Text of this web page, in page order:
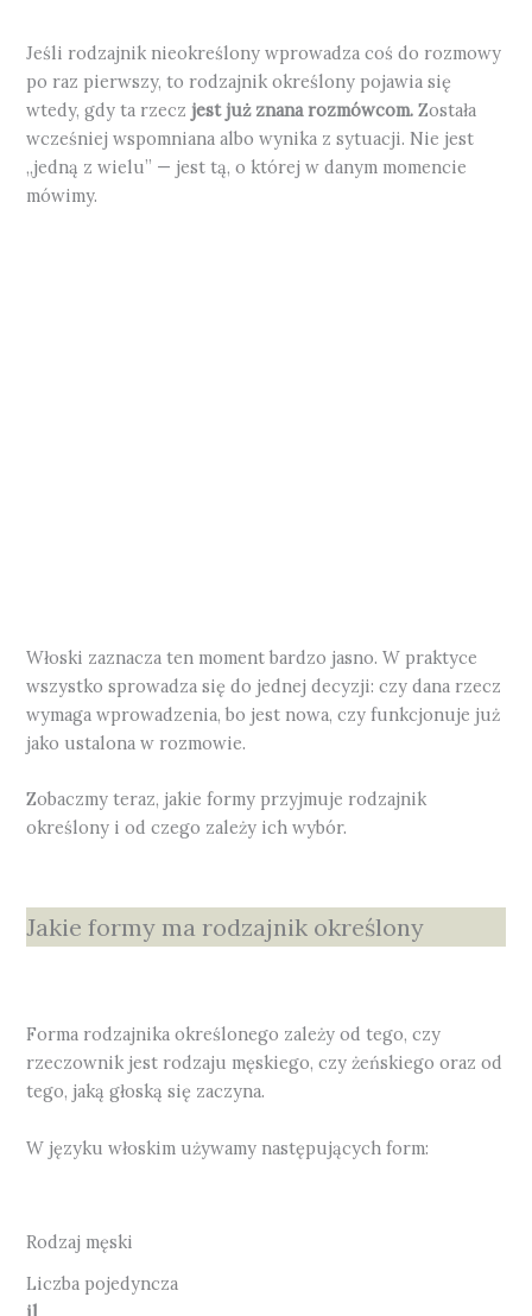
Jeśli rodzajnik nieokreślony wprowadza coś do rozmowy
po raz pierwszy, to rodzajnik określony pojawia się
wtedy, gdy ta rzecz jest już znana rozmówcom. Została
wcześniej wspomniana albo wynika z sytuacji. Nie jest
„jedną z wielu” — jest tą, o której w danym momencie
mówimy.
Włoski zaznacza ten moment bardzo jasno. W praktyce
wszystko sprowadza się do jednej decyzji: czy dana rzecz
wymaga wprowadzenia, bo jest nowa, czy funkcjonuje już
jako ustalona w rozmowie.
Zobaczmy teraz, jakie formy przyjmuje rodzajnik
określony i od czego zależy ich wybór.
Jakie formy ma rodzajnik określony
Forma rodzajnika określonego zależy od tego, czy
rzeczownik jest rodzaju męskiego, czy żeńskiego oraz od
tego, jaką głoską się zaczyna.
W języku włoskim używamy następujących form:
Rodzaj męski
Liczba pojedyncza